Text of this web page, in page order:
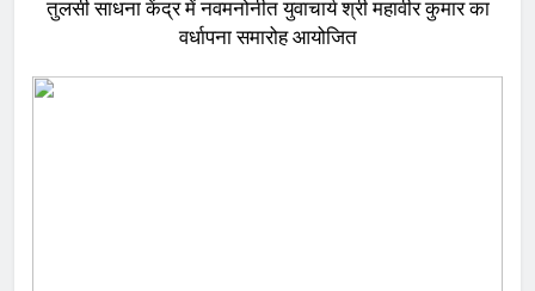
तुलसी साधना केंद्र में नवमनोनीत युवाचार्य श्री महावीर कुमार का
वर्धापना समारोह आयोजित